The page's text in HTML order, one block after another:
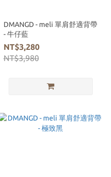
DMANGD - meli 單肩舒適背帶
- 牛仔藍
NT$3,280
NT$3,980